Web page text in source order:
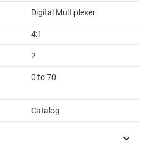
Digital Multiplexer
4:1
2
0 to 70
Catalog